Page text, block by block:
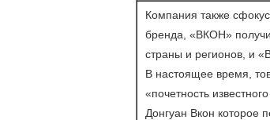
Компания также
бренда, «ВКОН»
страны и регионов, и
В настоящее время,
«почетность
Донгуан Вкон которое